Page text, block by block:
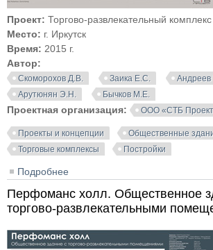
Проект: Торгово-развлекательный
Место: г. Иркутск
Время: 2015 г.
Автор:
Скоморохов Д.В. Заика Е.С.
Андреев
Арутюнян Э.Н.
Бычков М.Е.
Проектная организация: ООО «СТБ
Проекты и концепции
Общественные
Торговые комплексы
Постройки
Подробнее
Перфоманс холл. Общественное
торгово-развлекательными